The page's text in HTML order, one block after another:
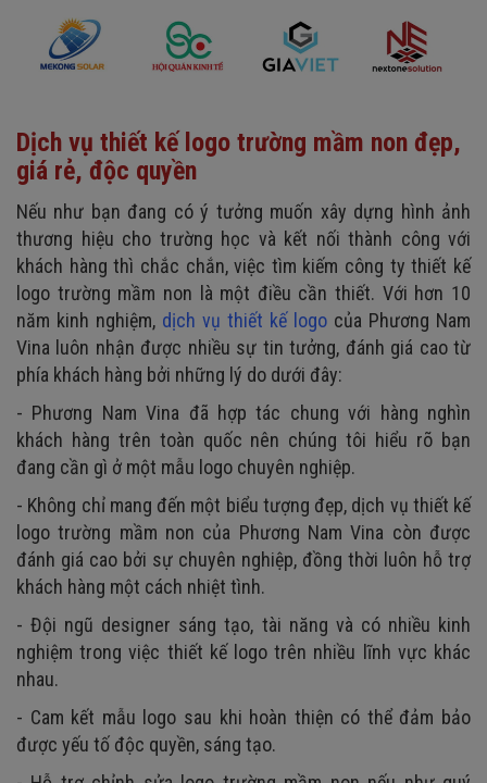
Dịch vụ thiết kế logo trường mầm non đẹp,
giá rẻ, độc quyền
Nếu như bạn đang có ý tưởng muốn xây dựng hình ảnh
thương hiệu cho trường học và kết nối thành công với
khách hàng thì chắc chắn, việc tìm kiếm công ty thiết kế
logo trường mầm non là một điều cần thiết. Với hơn 10
năm kinh nghiệm, dịch vụ thiết kế logo của Phương Nam
Vina luôn nhận được nhiều sự tin tưởng, đánh giá cao từ
phía khách hàng bởi những lý do dưới đây:
- Phương Nam Vina đã hợp tác chung với hàng nghìn
khách hàng trên toàn quốc nên chúng tôi hiểu rõ bạn
đang cần gì ở một mẫu logo chuyên nghiệp.
- Không chỉ mang đến một biểu tượng đẹp, dịch vụ thiết kế
logo trường mầm non của Phương Nam Vina còn được
đánh giá cao bởi sự chuyên nghiệp, đồng thời luôn hỗ trợ
khách hàng một cách nhiệt tình.
- Đội ngũ designer sáng tạo, tài năng và có nhiều kinh
nghiệm trong việc thiết kế logo trên nhiều lĩnh vực khác
nhau.
- Cam kết mẫu logo sau khi hoàn thiện có thể đảm bảo
được yếu tố độc quyền, sáng tạo.